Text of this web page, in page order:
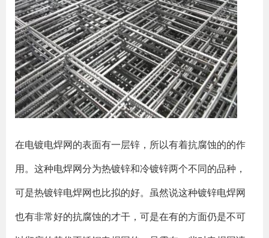
在电镀电焊网的表面有一层锌，所以有着抗腐蚀的的作
用。这种电焊网分为热镀锌和冷镀锌两个不同的品种，
可是热镀锌电焊网也比拟的好。虽然说这种镀锌电焊网
也有非常好的抗腐蚀的才干，可是在有的方面仍是不可